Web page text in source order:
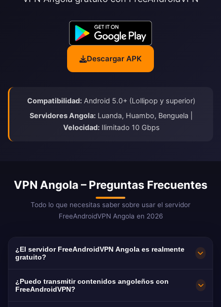
Descargar APK
Compatibilidad: Android 5.0+ (Lollipop y superior)
Servidores Angola: Luanda, Huambo, Benguela |
Velocidad:Ilimitado 10 Gbps
VPN Angola – Preguntas Frecuentes
Todo lo que necesitas saber sobre usar el servidor
FreeAndroidVPN Angola en 2026
¿El servidor FreeAndroidVPN Angola es realmente
gratuito?
100% gratuito sin cargos ocultos, períodos de
¿Puedo transmitir contenidos angoleños con
FreeAndroidVPN?